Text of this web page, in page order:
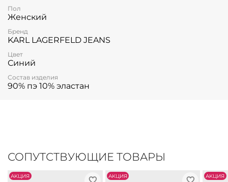
Пол
Женский
Бренд
KARL LAGERFELD JEANS
Цвет
Синий
Состав изделия
90% пэ 10% эластан
СОПУТСТВУЮЩИЕ ТОВАРЫ
АKЦИЯ АKЦИЯ АKЦИЯ